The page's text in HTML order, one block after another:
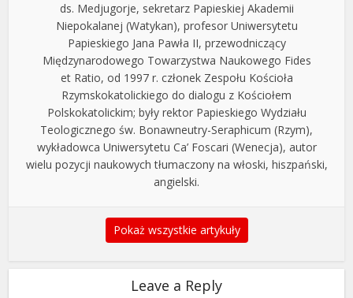
ds. Medjugorje, sekretarz Papieskiej Akademii
Niepokalanej (Watykan), profesor Uniwersytetu
Papieskiego Jana Pawła II, przewodniczący
Międzynarodowego Towarzystwa Naukowego Fides
et Ratio, od 1997 r. członek Zespołu Kościoła
Rzymskokatolickiego do dialogu z Kościołem
Polskokatolickim; były rektor Papieskiego Wydziału
Teologicznego św. Bonawneutry-Seraphicum (Rzym),
wykładowca Uniwersytetu Ca’ Foscari (Wenecja), autor
wielu pozycji naukowych tłumaczony na włoski, hiszpański,
angielski.
Pokaż wszystkie artykuły
Leave a Reply